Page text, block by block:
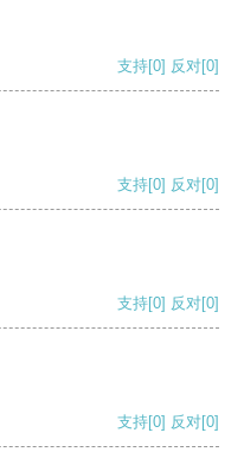
支持[0] 反对[0]
支持[0] 反对[0]
支持[0] 反对[0]
支持[0] 反对[0]